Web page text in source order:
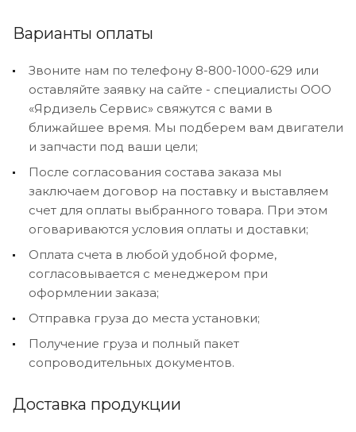
Варианты оплаты
Звоните нам по телефону 8-800-1000-629 или
оставляйте заявку на сайте - специалисты ООО
«Ярдизель Сервис» свяжутся с вами в
ближайшее время. Мы подберем вам двигатели
и запчасти под ваши цели;
После согласования состава заказа мы
заключаем договор на поставку и выставляем
счет для оплаты выбранного товара. При этом
оговариваются условия оплаты и доставки;
Оплата счета в любой удобной форме,
согласовывается с менеджером при
оформлении заказа;
Отправка груза до места установки;
Получение груза и полный пакет
сопроводительных документов.
Доставка продукции